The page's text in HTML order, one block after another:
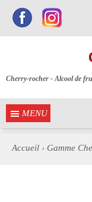
MENU
Cherry-rocher - Alcool de
Accueil › Gamme